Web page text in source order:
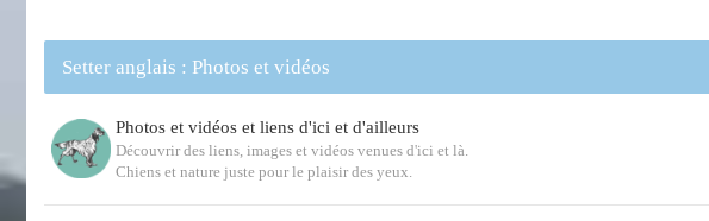
Setter anglais : Photos et vidéos
Photos et vidéos et liens d'ici et d'ailleurs
Découvrir des liens, images et vidéos venues d'ici et là.
Chiens et nature juste pour le plaisir des yeux.